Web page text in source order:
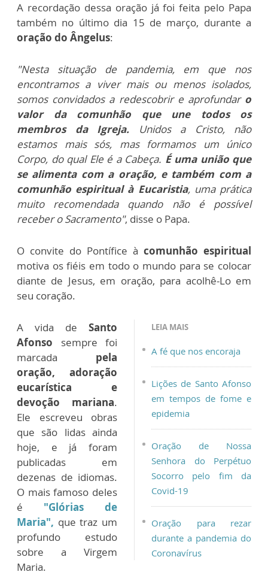
A recordação dessa oração já foi feita pelo Papa
também no último dia 15 de março, durante a
oração do Ângelus:
"Nesta situação de pandemia, em que nos
encontramos a viver mais ou menos isolados,
somos convidados a redescobrir e aprofundaro
valor da comunhão que une todos os
membros da Igreja. Unidos a Cristo, não
estamos mais sós, mas formamos um único
Corpo, do qual Ele é a Cabeça. É uma união que
se alimenta com a oração, e também com a
comunhão espiritual à Eucaristia, uma prática
muito recomendada quando não é possível
receber o Sacramento", disse o Papa.
O convite do Pontífice à comunhão espiritual
motiva os fiéis em todo o mundo para se colocar
diante de Jesus, em oração, para acolhê-Lo em
seu coração.
LEIA MAIS
A fé que nos encoraja
Lições de Santo Afonso
em tempos de fome e
epidemia
Oração de Nossa
Senhora do Perpétuo
Socorro pelo fim da
Covid-19
Oração para rezar
durante a pandemia do
Coronavírus
A vida de Santo
Afonso sempre foi
marcada pela
oração, adoração
eucarística e
devoção mariana.
Ele escreveu obras
que são lidas ainda
hoje, e já foram
publicadas em
dezenas de idiomas.
O mais famoso deles
é "Glórias de
Maria", que traz um
profundo estudo
sobre a Virgem
Maria.